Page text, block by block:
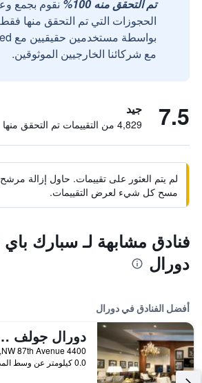
تم التحقق منه 100%
نقوم بجمع
الحجوزات التي تم التحقق منها
مع شركائنا الخارجيين الموثوقين.
7.5 جيد
4,829 من التقييمات تم التحقق منها
لم يتم العثور على تقييمات. حاول إزالة مرشح
مسح كل شيء لعرض التقييمات.
فنادق مشابهة لـ سبارك
دورال
أفضل الفنادق في دورال
دورال جولف
0.0 كيلومتر عن وسط المدينة